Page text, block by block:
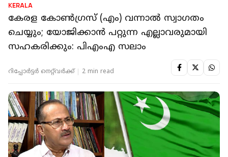
KERALA
കേരള കോണ്‍ഗ്രസ് (എം) വന്നാല്‍ സ്വാഗതം
ചെയ്യും; യോജിക്കാന്‍ പറ്റുന്ന എല്ലാവരുമായി
സഹകരിക്കും: പിഎംഎ സലാം
റിപ്പോർട്ടർ നെറ്റ്‌വര്‍ക്ക്‌ 2 min read